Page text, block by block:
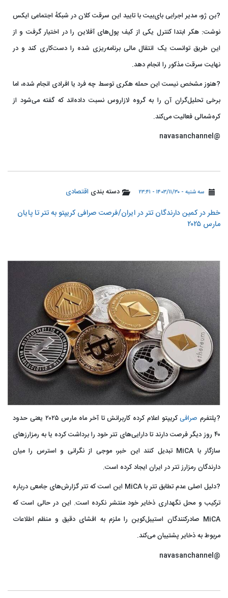
?بن ژو، مدیر اجرایی بای‌بیت با تایید این سرقت کلان در شبکهٔ اجتماعی ایکس
نوشت: هکر ابتدا کنترل یکی از کیف پول‌های آفلاین را در اختیار گرفت و از
این طریق توانست یک انتقال مالی برنامه‌ریزی شده را دست‌کاری کند و در
نهایت سرقت مذکور را انجام دهد.
?هنوز مشخص نیست این حمله هکری توسط چه فرد یا افرادی انجام شده، اما
برخی تحلیل‌گران آن را به گروه لازاروس نسبت داده‌اند که گفته می‌شود از
کره‌شمالی فعالیت می‌کند.
@navasanchannel
سه شنبه - ۱۴۰۳/۱۱/۳۰ - ۲۳:۴۱ دسته بندی اقتصادی
خطر در کمین دارندگان تتر در ایران/فرصت صرافی کریپتو به تتر تا پایان
مارس ۲۰۲۵
?پلتفرم صرافی
کریپتو اعلام کرده کاربرانش تا آخر ماه مارس ۲۰۲۵ یعنی حدود
۴۰ روز دیگر فرصت دارند تا دارایی‌های تتر خود را برداشت کرده یا به رمزارزهای
سازگار با MiCA تبدیل کنند این خبر، موجی از نگرانی و استرس را میان
دارندگان رمزارز تتر در ایران ایجاد کرده است.
?دلیل اصلی عدم تطابق تتر با MiCA این است که تتر گزارش‌های جامعی درباره
ترکیب و محل نگهداری ذخایر خود منتشر نکرده است. این در حالی است که
MiCA صادرکنندگان استیبل‌کوین را ملزم به افشای دقیق و منظم اطلاعات
مربوط به ذخایر پشتیبان می‌کند.
@navasanchannel